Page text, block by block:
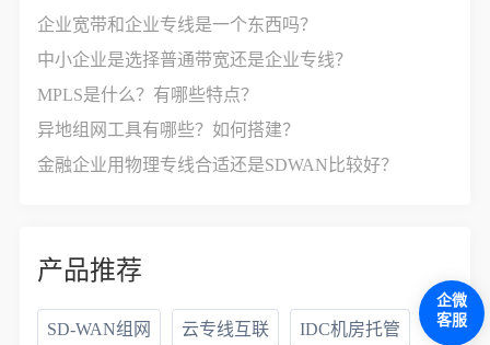
企业宽带和企业专线是一个东西吗？
中小企业是选择普通带宽还是企业专线？
MPLS是什么？有哪些特点？
异地组网工具有哪些？如何搭建？
金融企业用物理专线合适还是SDWAN比较好？
产品推荐
SD-WAN组网 云专线互联 IDC机房托管
企微
客服